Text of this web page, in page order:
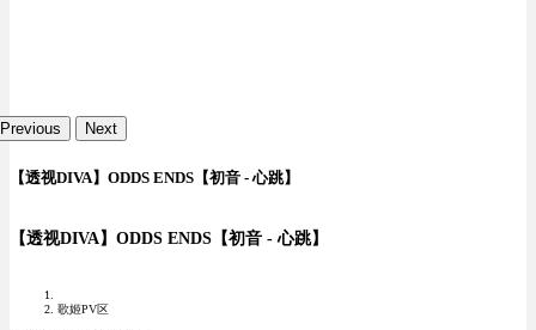
Previous Next
【透视DIVA】ODDS ENDS【初音 - 心跳】
【透视DIVA】ODDS ENDS【初音 - 心跳】
歌姬PV区